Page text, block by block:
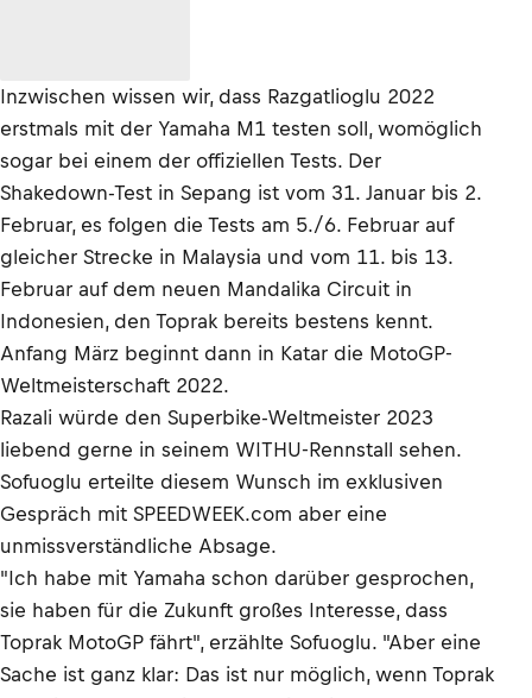
Inzwischen wissen wir, dass Razgatlioglu 2022
erstmals mit der Yamaha M1 testen soll, womöglich
sogar bei einem der offiziellen Tests. Der
Shakedown-Test in Sepang ist vom 31. Januar bis 2.
Februar, es folgen die Tests am 5./6. Februar auf
gleicher Strecke in Malaysia und vom 11. bis 13.
Februar auf dem neuen Mandalika Circuit in
Indonesien, den Toprak bereits bestens kennt.
Anfang März beginnt dann in Katar die MotoGP-
Weltmeisterschaft 2022.
Razali würde den Superbike-Weltmeister 2023
liebend gerne in seinem WITHU-Rennstall sehen.
Sofuoglu erteilte diesem Wunsch im exklusiven
Gespräch mit SPEEDWEEK.com aber eine
unmissverständliche Absage.
"Ich habe mit Yamaha schon darüber gesprochen,
sie haben für die Zukunft großes Interesse, dass
Toprak MotoGP fährt", erzählte Sofuoglu. "Aber eine
Sache ist ganz klar: Das ist nur möglich, wenn Toprak